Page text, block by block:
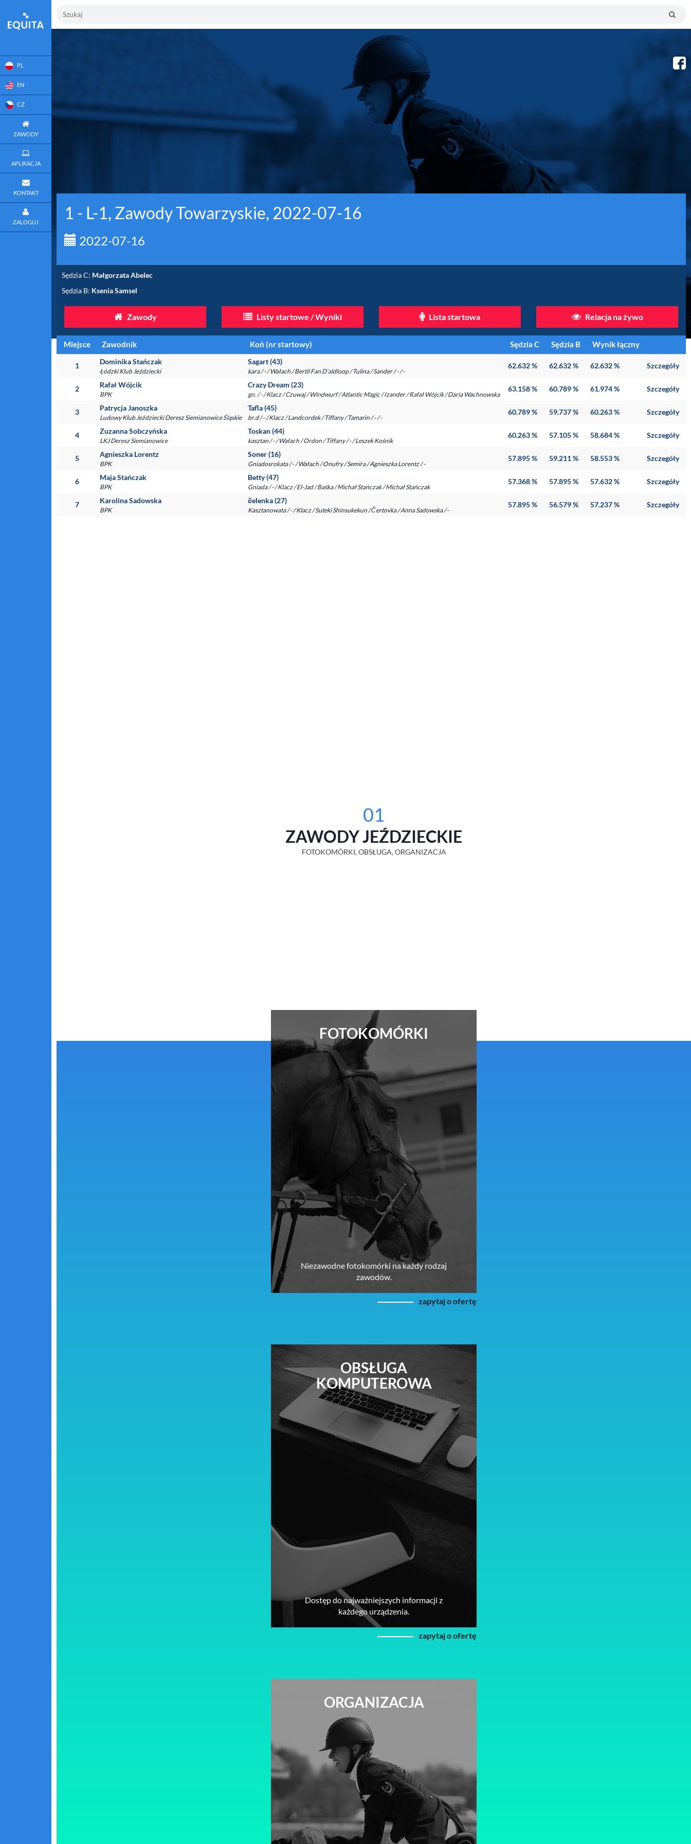
PL
EN
CZ
ZAWODY
APLIKACJA
KONTAKT
ZALOGUJ 1 - L-1, Zawody Towarzyskie, 2022-07-16
2022-07-16
Sędzia C: Małgorzata Abelec
Sędzia B: Ksenia Samsel
Zawody Listy startowe / Wyniki Lista startowa Relacja na żywo
Miejsce Zawodnik Koń (nr startowy) Sędzia C Sędzia B Wynik łączny
1 Dominika Stańczak
Łódzki Klub Jeździecki
Sagart (43)
kara / - / Wałach / Bertil Fan D'aldloop / Tulina / Sander / - / -
62.632 % 62.632 % 62.632 % Szczegóły
2 Rafał Wójcik
BPK
Crazy Dream (23)
gn. / - / Klacz / Czuwaj / Windwurf / Atlantic Magic / Izander / Rafał Wójcik / Daria Wachnowska
63.158 % 60.789 % 61.974 % Szczegóły
3 Patrycja Janoszka
Ludowy Klub Jeździecki Deresz Siemianowice Śląskie
Tafla (45)
br.d / - / Klacz / Landcordek / Tiffany / Tamarin / - / -
60.789 % 59.737 % 60.263 % Szczegóły
4 Zuzanna Sobczyńska
LKJ Deresz Siemianowice
Toskan (44)
kasztan / - / Wałach / Ordon / Tiffany / - / Leszek Kośnik
60.263 % 57.105 % 58.684 % Szczegóły
5 Agnieszka Lorentz
BPK
Soner (16)
Gniadosrokata / - / Wałach / Onufry / Semira / Agnieszka Lorentz / -
57.895 % 59.211 % 58.553 % Szczegóły
6 Maja Stańczak
BPK
Betty (47)
Gniada / - / Klacz / El-Jad / Baśka / Michał Stańczak / Michał Stańczak
57.368 % 57.895 % 57.632 % Szczegóły
7 Karolina Sadowska
BPK
čelenka (27)
Kasztanowata / - / Klacz / Suteki Shinsukekun / Čertovka / Anna Sadowska / -
57.895 % 56.579 % 57.237 % Szczegóły
01
ZAWODY JEŹDZIECKIE
FOTOKOMÓRKI, OBSŁUGA, ORGANIZACJA
FOTOKOMÓRKI
Niezawodne fotokomórki na każdy rodzaj
zawodów.
zapytaj o ofertę
OBSŁUGA
KOMPUTEROWA
Dostęp do najważniejszych informacji z
każdego urządzenia.
zapytaj o ofertę
ORGANIZACJA